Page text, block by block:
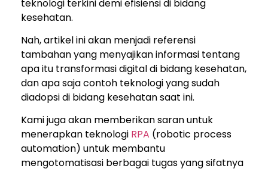
teknologi terkini demi efisiensi di bidang
kesehatan.
Nah, artikel ini akan menjadi referensi
tambahan yang menyajikan informasi tentang
apa itu transformasi digital di bidang kesehatan,
dan apa saja contoh teknologi yang sudah
diadopsi di bidang kesehatan saat ini.
Kami juga akan memberikan saran untuk
menerapkan teknologi RPA (robotic process
automation) untuk membantu
mengotomatisasi berbagai tugas yang sifatnya